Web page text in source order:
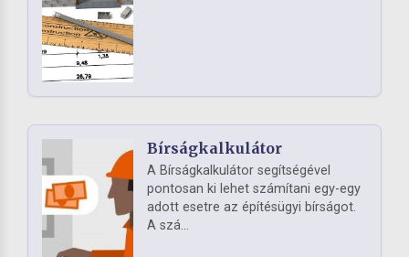
Bírságkalkulátor
A Bírságkalkulátor segítségével
pontosan ki lehet számítani egy-egy
adott esetre az építésügyi bírságot.
A szá...